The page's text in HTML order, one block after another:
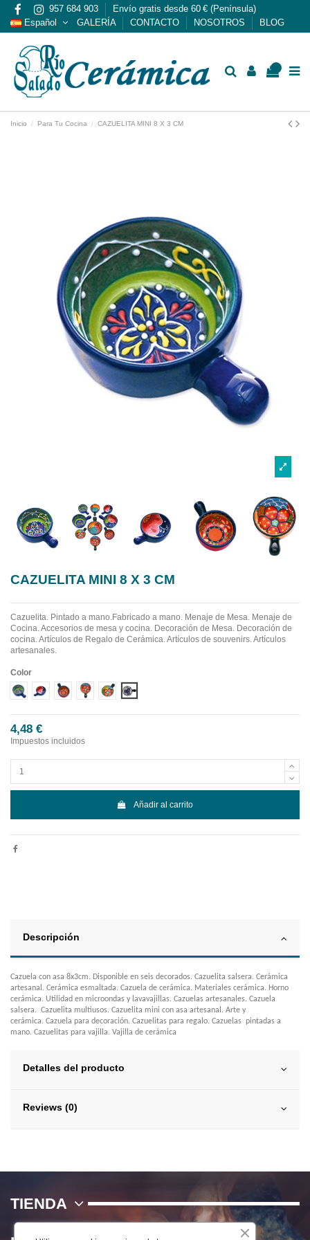
957 684 903
Envío gratis desde 60 € (Península)
Español
GALERÍA CONTACTO NOSOTROS BLOG
Inicio Para Tu Cocina CAZUELITA MINI 8 X 3 CM
CAZUELITA MINI 8 X 3 CM
Cazuelita. Pintado a mano.Fabricado a mano. Menaje de Mesa. Menaje de
Cocina. Accesorios de mesa y cocina. Decoración de Mesa. Decoración de
cocina. Artículos de Regalo de Cerámica. Artículos de souvenirs. Artículos
artesanales.
Color
Diseño 1Diseño 2Diseño 3Diseño 4Diseño 5Diseño 6
4,48 €
Impuestos incluidos
Añadir al carrito
Descripción
Cazuela con asa 8x3cm. Disponible en seis decorados. Cazuelita salsera. Cerámica
artesanal. Cerámica esmaltada. Cazuela de cerámica. Materiales cerámica. Horno
cerámica. Utilidad en microondas y lavavajillas. Cazuelas artesanales. Cazuela
salsera. Cazuelita multiusos. Cazuelita mini con asa artesanal. Arte y
cerámica. Cazuela para decoración. Cazuelitas para regalo. Cazuelas pintadas a
mano. Cazuelitas para vajilla. Vajilla de cerámica
Detalles del producto
Reviews (0)
TIENDA